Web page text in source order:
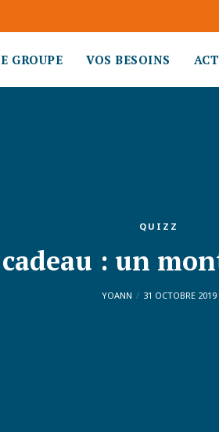
GROUPE VOS BESOINS
QUIZZ
: un
YOANN 31 OCTOBRE 2019